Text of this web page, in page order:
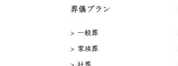
葬儀プラン
> 一般葬
> 家族葬
> 社葬